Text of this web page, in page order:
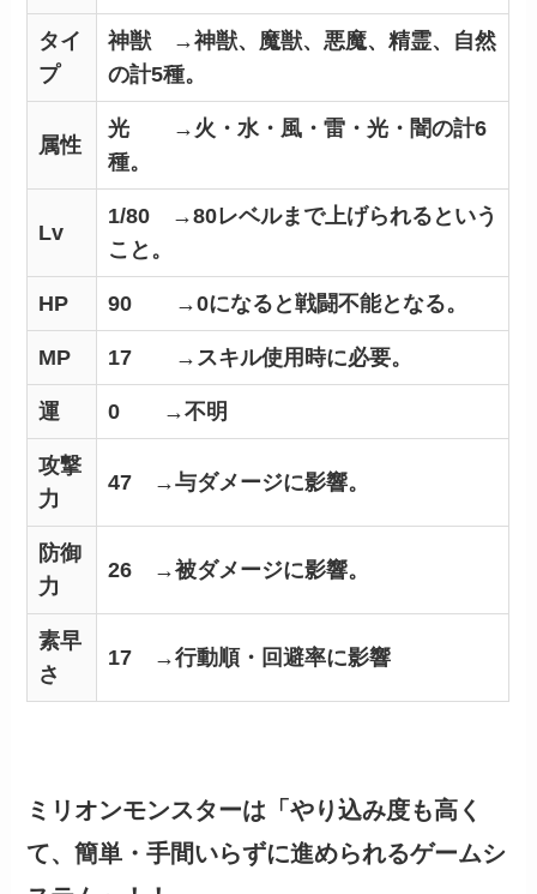
タイ
プ
神獣 →神獣、魔獣、悪魔、精霊、自然
の計5種。
属性
光 →火・水・風・雷・光・闇の計6
種。
Lv
1/80 →80レベルまで上げられるという
こと。
HP 90 →0になると戦闘不能となる。
MP 17 →スキル使用時に必要。
運 0 →不明
攻撃
力
47 →与ダメージに影響。
防御
力
26 →被ダメージに影響。
素早
さ
17 →行動順・回避率に影響
ミリオンモンスターは「やり込み度も高く
て、簡単・手間いらずに進められるゲームシ